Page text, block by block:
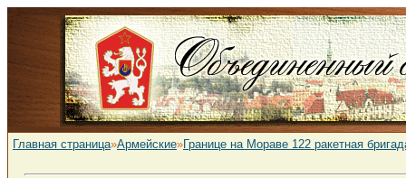
Главная страница»Армейские»Границе на Мораве 122 ракетная